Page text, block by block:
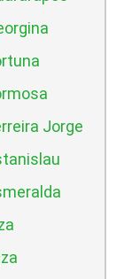
Jorge